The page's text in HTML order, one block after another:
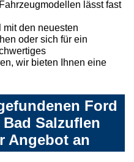
lässt fast
den neuesten
oder sich für ein
wir bieten Ihnen eine
Ford
Salzuflen
Angebot an